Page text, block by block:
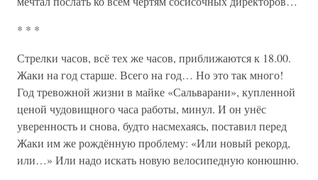
* * *
Стрелки часов, всё тех же часов, приближаются к 18.00.
Жаки на год старше. Всего на год… Но это так много!
Год тревожной жизни в майке «Сальварани», купленной
ценой чудовищного часа работы, минул. И он унёс
уверенность и снова, будто насмехаясь, поставил перед
Жаки им же рождённую проблему: «Или новый рекорд,
или…» Или надо искать новую велосипедную конюшню.